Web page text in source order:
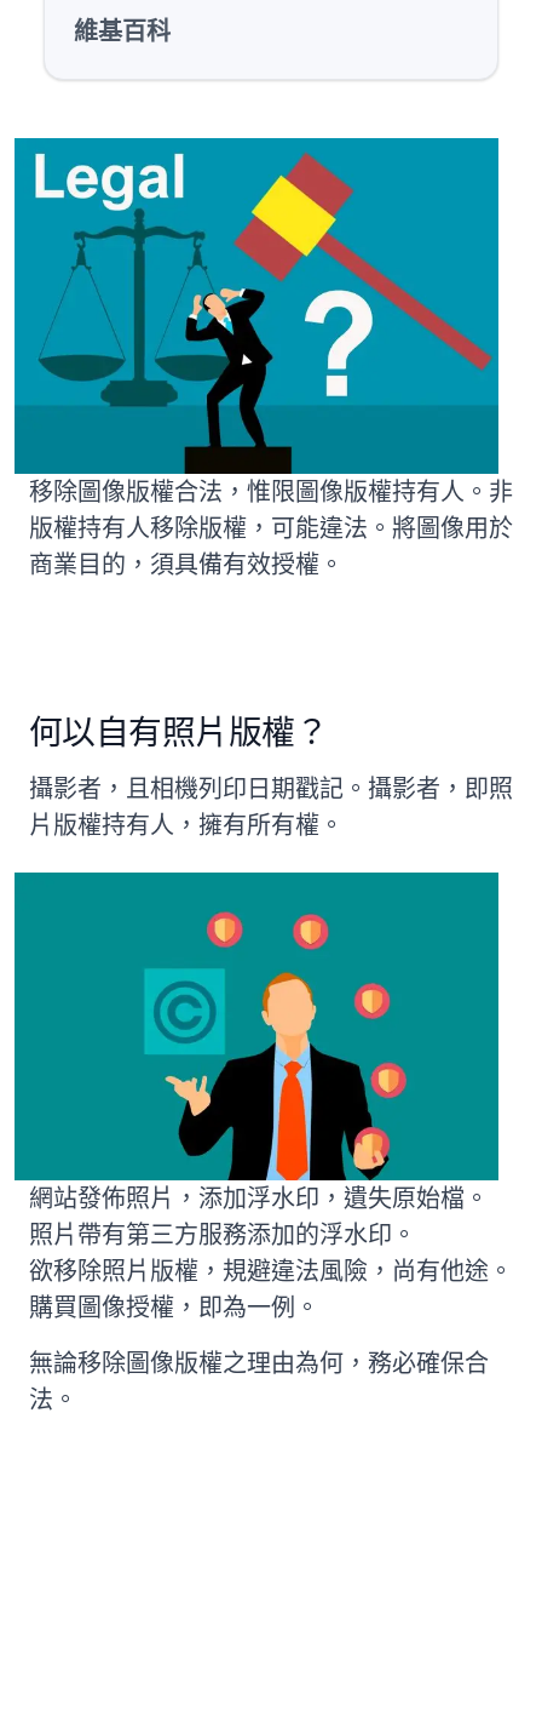
維基百科
移除圖像版權合法，惟限圖像版權持有人。非
版權持有人移除版權，可能違法。將圖像用於
商業目的，須具備有效授權。
何以自有照片版權？
攝影者，且相機列印日期戳記。攝影者，即照
片版權持有人，擁有所有權。
網站發佈照片，添加浮水印，遺失原始檔。
照片帶有第三方服務添加的浮水印。
欲移除照片版權，規避違法風險，尚有他途。
購買圖像授權，即為一例。
無論移除圖像版權之理由為何，務必確保合
法。